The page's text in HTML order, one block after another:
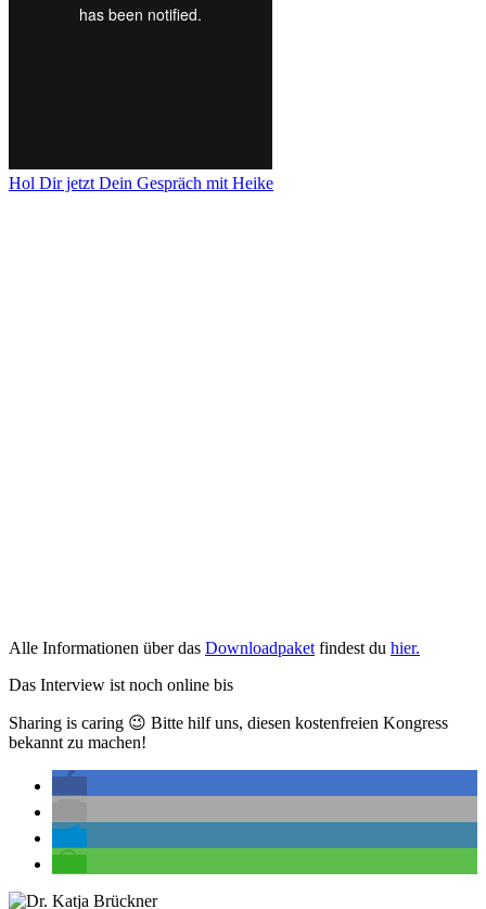
Hol Dir jetzt Dein Gespräch mit Heike
Alle Informationen über das Downloadpaket findest du hier.
Das Interview ist noch online bis
Sharing is caring 😉 Bitte hilf uns, diesen kostenfreien Kongress
bekannt zu machen!